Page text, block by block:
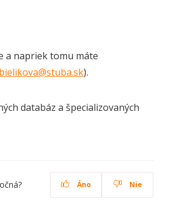
a napriek tomu máte
).
databáz a špecializovaných
Áno Nie